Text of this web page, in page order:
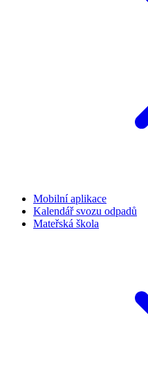
Mobilní aplikace
Kalendář svozu odpadů
Mateřská škola